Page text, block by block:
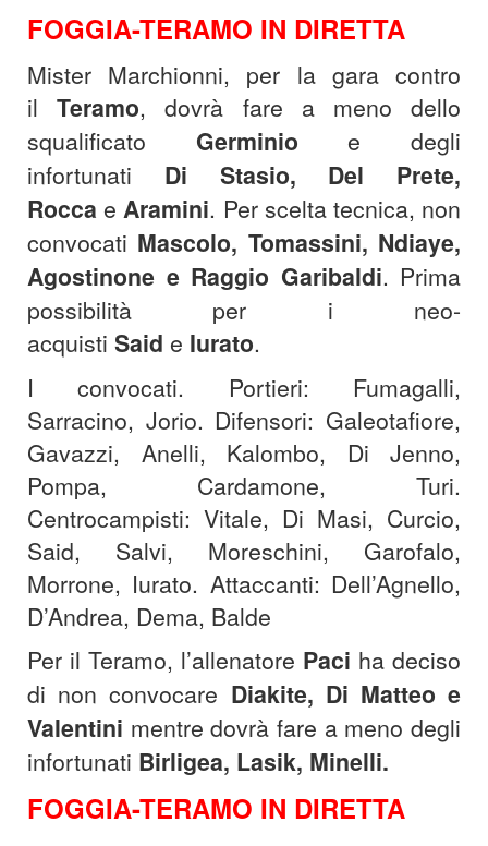
FOGGIA-TERAMO IN DIRETTA
Mister Marchionni, per la gara contro
ilTeramo, dovrà fare a meno dello
squalificato Germinio e degli
infortunati Di Stasio, Del Prete,
Rocca e Aramini. Per scelta tecnica, non
convocati Mascolo, Tomassini, Ndiaye,
Agostinone e Raggio Garibaldi. Prima
possibilità per i neo-
acquisti Said e Iurato.
I convocati. Portieri: Fumagalli,
Sarracino, Jorio. Difensori: Galeotafiore,
Gavazzi, Anelli, Kalombo, Di Jenno,
Pompa, Cardamone, Turi.
Centrocampisti: Vitale, Di Masi, Curcio,
Said, Salvi, Moreschini, Garofalo,
Morrone, Iurato. Attaccanti: Dell’Agnello,
D’Andrea, Dema, Balde
Per il Teramo, l’allenatore Paci ha deciso
di non convocare Diakite, Di Matteo e
Valentini mentre dovrà fare a meno degli
infortunati Birligea, Lasik, Minelli.
FOGGIA-TERAMO IN DIRETTA